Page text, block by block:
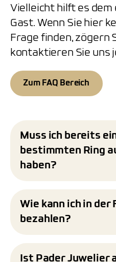
Vielleicht hilft es dem
Gast. Wenn Sie hier
Frage finden, zögern
kontaktieren Sie uns
Zum FAQ Bereich
Muss ich bereits
bestimmten Ring
haben?
bereits ausgesucht
Trauringgestaltung.
Vorstellungen haben,
selbstverständlich gerne
noch unsicher sind,
Wie kann ich in der
bezahlen?
Zahlungsmittel,
Ist Pader Juwelier